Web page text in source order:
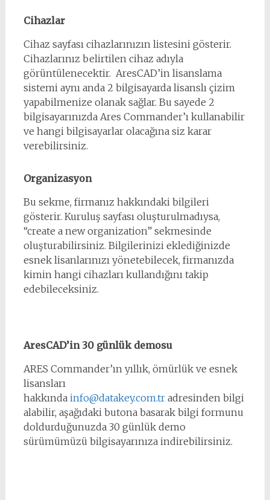
Cihazlar
Cihaz sayfası cihazlarınızın listesini gösterir.
Cihazlarınız belirtilen cihaz adıyla
görüntülenecektir. AresCAD’in lisanslama
sistemi aynı anda 2 bilgisayarda lisanslı çizim
yapabilmenize olanak sağlar. Bu sayede 2
bilgisayarınızda Ares Commander’ı kullanabilir
ve hangi bilgisayarlar olacağına siz karar
verebilirsiniz.
Organizasyon
Bu sekme, firmanız hakkındaki bilgileri
gösterir. Kuruluş sayfası oluşturulmadıysa,
“create a new organization” sekmesinde
oluşturabilirsiniz. Bilgilerinizi eklediğinizde
esnek lisanlarınızı yönetebilecek, firmanızda
kimin hangi cihazları kullandığını takip
edebileceksiniz.
AresCAD’in 30 günlük demosu
ARES Commander’ın yıllık, ömürlük ve esnek
lisansları
hakkında info@datakey.com.tradresinden bilgi
alabilir, aşağıdaki butona basarak bilgi formunu
doldurduğunuzda 30 günlük demo
sürümümüzü bilgisayarınıza indirebilirsiniz.